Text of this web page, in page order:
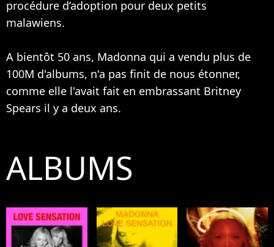
procédure d’adoption pour deux petits
malawiens.
A bientôt 50 ans, Madonna qui a vendu plus de
100M d'albums, n'a pas finit de nous étonner,
comme elle l'avait fait en embrassant Britney
Spears il y a deux ans.
ALBUMS